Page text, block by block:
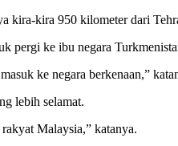
kira-kira 950 kilometer dari
pergi ke ibu negara
ke negara berkenaan,”
lebih selamat.
Malaysia,” katanya.